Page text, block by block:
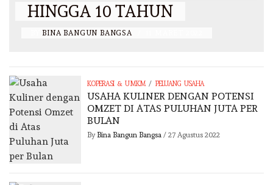
HINGGA 10 TAHUN
BINA BANGUN BANGSA
KOPERASI & UMKM / PELUANG USAHA
USAHA KULINER DENGAN POTENSI
OMZET DI ATAS PULUHAN JUTA PER
BULAN
By Bina Bangun Bangsa / 27 Agustus 2022